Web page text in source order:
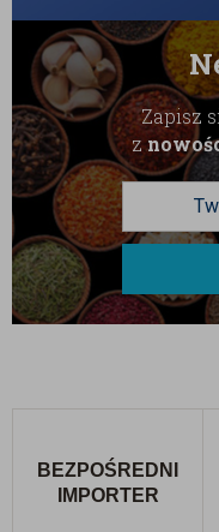
Zapisz
z
BEZPOŚREDNI
IMPORTER